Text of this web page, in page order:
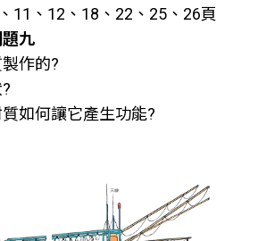
11、12、18、22、25、26頁
九
作的?
如何讓它產生功能?